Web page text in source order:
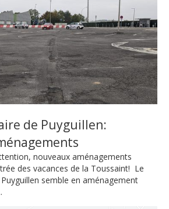
de Puyguillen:
nouveaux aménagements
des vacances de la Toussaint! Le
semble en aménagement